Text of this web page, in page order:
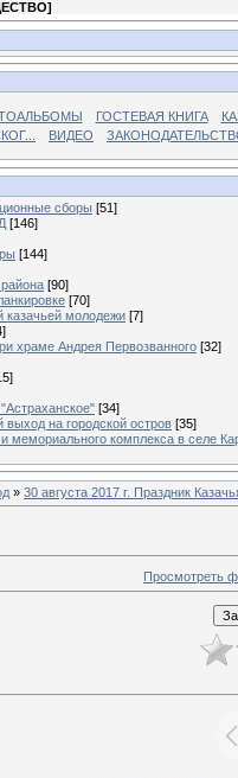
]
ГОСТЕВАЯ КНИГА
ВИДЕО
сборы [51]
[146]
[144]
[90]
[70]
казачьей молодежи [7]
храме Андрея Первозванного [32]
[34]
выход на городской остров [35]
мемориального комплекса в селе
» 30 августа 2017 г. Праздник
Просмотреть